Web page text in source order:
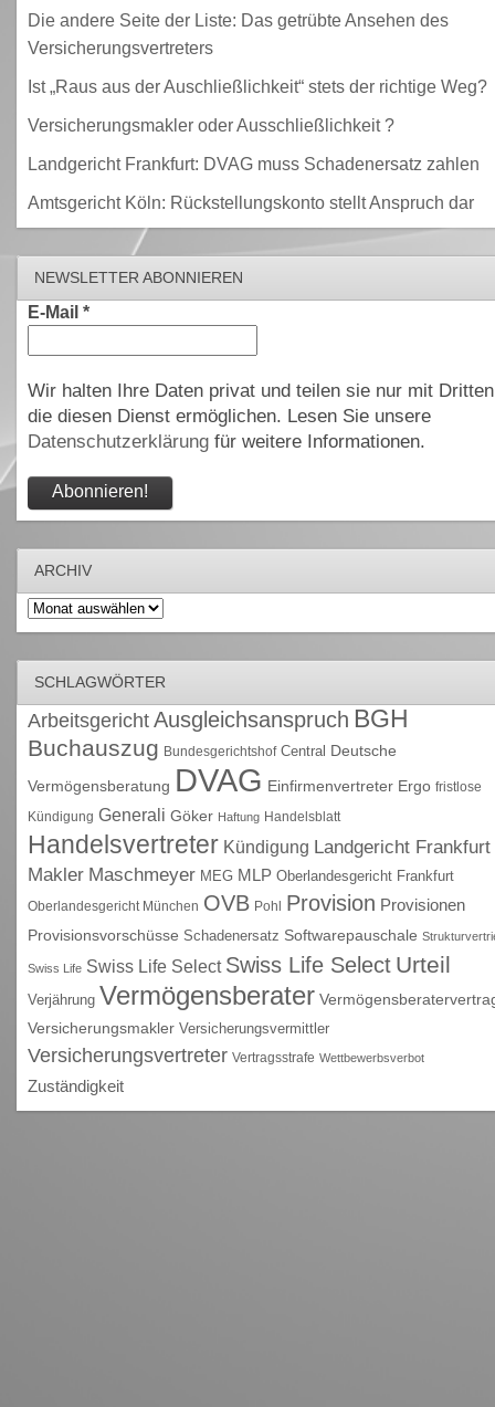
Die andere Seite der Liste: Das getrübte Ansehen des
Versicherungsvertreters
Ist „Raus aus der Auschließlichkeit“ stets der richtige Weg?
Versicherungsmakler oder Ausschließlichkeit ?
Landgericht Frankfurt: DVAG muss Schadenersatz zahlen
Amtsgericht Köln: Rückstellungskonto stellt Anspruch dar
NEWSLETTER ABONNIEREN
E-Mail *
Wir halten Ihre Daten privat und teilen sie nur mit
die diesen Dienst ermöglichen. Lesen Sie unsere
Datenschutzerklärungfür weitere Informationen.
ARCHIV
Archiv
SCHLAGWÖRTER
Arbeitsgericht Ausgleichsanspruch BGH
Buchauszug Bundesgerichtshof Central Deutsche
Vermögensberatung DVAG Einfirmenvertreter Ergo fristlose
Kündigung Generali Göker Haftung Handelsblatt
Handelsvertreter Kündigung Landgericht Frankfurt
Makler Maschmeyer MEG MLP Oberlandesgericht Frankfurt
Oberlandesgericht München OVB Pohl Provision Provisionen
Provisionsvorschüsse Schadenersatz Softwarepauschale
Swiss Life Swiss Life Select Swiss Life Select Urteil
Verjährung Vermögensberater
Versicherungsmakler Versicherungsvermittler
Versicherungsvertreter Vertragsstrafe Wettbewerbsverbot
Zuständigkeit